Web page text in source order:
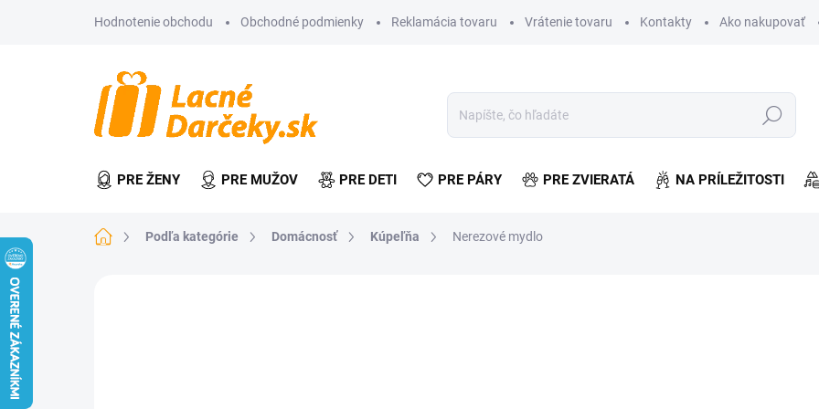
Hodnotenie obchodu Obchodné podmienky Reklamácia tovaru Vrátenie tovaru Kontakty Ako nakupovať
Hľadať
PRE ŽENY PRE MUŽOV PRE DETI PRE PÁRY PRE ZVIERATÁ NA PRÍLEŽITOSTI
DomovPodľa kategórie Domácnosť Kúpeľňa Nerezové mydlo